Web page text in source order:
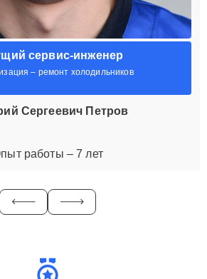
сервис-инженер
– ремонт холодильников
Сергеевич Петров
работы – 7 лет